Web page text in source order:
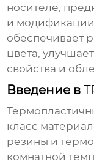
носителе,
и модификации
обеспечивает
цвета,
свойства и
Введение в
класс
резины и
комнатной